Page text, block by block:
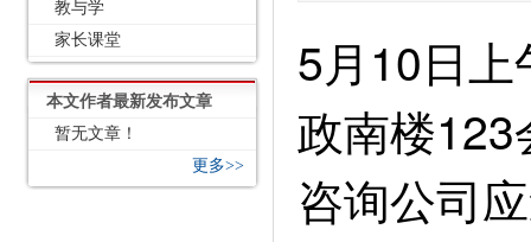
教与学
家长课堂
本文作者最新发布文章
暂无文章！
更多>>
5月10日
政南楼
咨询公司